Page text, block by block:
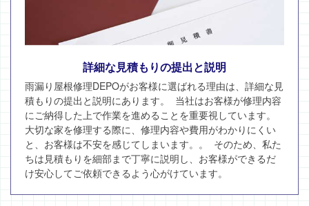
詳細な見積もりの提出と説明
雨漏り屋根修理DEPOがお客様に選ばれる理由は、詳細な見
積もりの提出と説明にあります。 当社はお客様が修理内容
にご納得した上で作業を進めることを重要視しています。
大切な家を修理する際に、修理内容や費用がわかりにくい
と、お客様は不安を感じてしまいます。。 そのため、私た
ちは見積もりを細部まで丁寧に説明し、お客様ができるだ
け安心してご依頼できるよう心がけています。